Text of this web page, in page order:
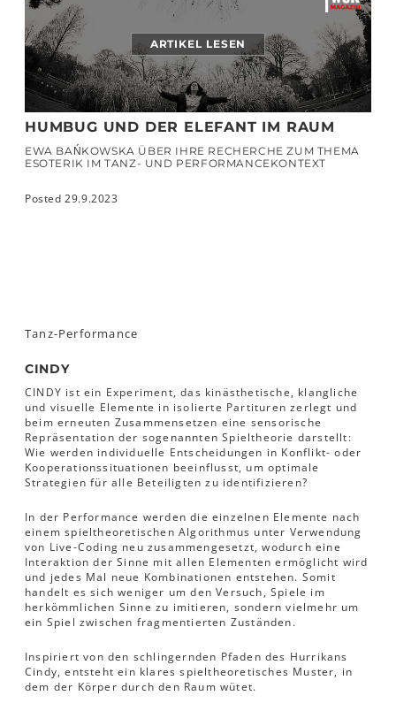
ARTIKEL LESEN
HUMBUG UND DER ELEFANT IM RAUM
EWA BAŃKOWSKA ÜBER IHRE RECHERCHE ZUM THEMA
ESOTERIK IM TANZ- UND PERFORMANCEKONTEXT
Posted 29.9.2023
Tanz-Performance
CINDY
CINDY ist ein Experiment, das kinästhetische, klangliche
und visuelle Elemente in isolierte Partituren zerlegt und
beim erneuten Zusammensetzen eine sensorische
Repräsentation der sogenannten Spieltheorie darstellt:
Wie werden individuelle Entscheidungen in Konflikt- oder
Kooperationssituationen beeinflusst, um optimale
Strategien für alle Beteiligten zu identifizieren?
In der Performance werden die einzelnen Elemente nach
einem spieltheoretischen Algorithmus unter Verwendung
von Live-Coding neu zusammengesetzt, wodurch eine
Interaktion der Sinne mit allen Elementen ermöglicht wird
und jedes Mal neue Kombinationen entstehen. Somit
handelt es sich weniger um den Versuch, Spiele im
herkömmlichen Sinne zu imitieren, sondern vielmehr um
ein Spiel zwischen fragmentierten Zuständen.
Inspiriert von den schlingernden Pfaden des Hurrikans
Cindy, entsteht ein klares spieltheoretisches Muster, in
dem der Körper durch den Raum wütet.